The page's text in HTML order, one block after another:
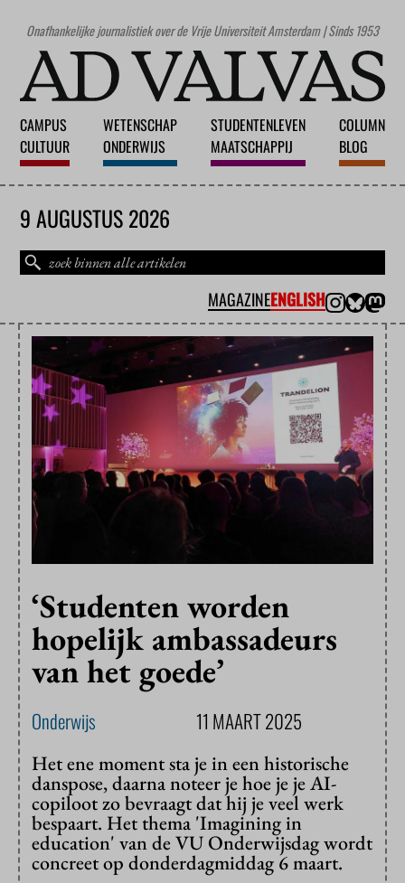
Onafhankelijke journalistiek over de Vrije Universiteit Amsterdam | Sinds 1953
CAMPUS
CULTUUR
WETENSCHAP
ONDERWIJS
STUDENTENLEVEN
MAATSCHAPPIJ
COLUMN
BLOG
9 AUGUSTUS 2026
MAGAZINEENGLISH
‘Studenten worden
hopelijk ambassadeurs
van het goede’
Onderwijs 11 MAART 2025
Het ene moment sta je in een historische
danspose, daarna noteer je hoe je je AI-
copiloot zo bevraagt dat hij je veel werk
bespaart. Het thema 'Imagining in
education' van de VU Onderwijsdag wordt
concreet op donderdagmiddag 6 maart.